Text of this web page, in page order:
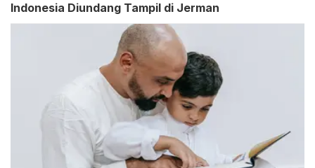
Indonesia Diundang Tampil di Jerman